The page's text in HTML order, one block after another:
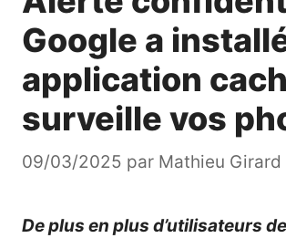
Google a
application
surveille vos
09/03/2025 par Mathieu Girard
De plus en plus d’utilisateurs de